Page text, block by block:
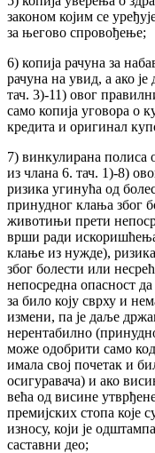
законом којим се
за његово спровођење;
6) копија рачуна за
рачуна на увид, а ако
тач. 3)-11) овог
само копија уговора о
кредита и оригинал
7) винкулирана полиса
из члана 6. тач. 1)-8)
ризика угинућа од
принудног клања због
животињи прети
врши ради
клање из нужде),
због болести или
непосредна опасност
за било коју сврху и
измени, па је даље
нерентабилно
може одобрити само
имала свој почетак и
осигуравача) и ако
већа од висине
премијских стопа
износу, који је
саставни део;